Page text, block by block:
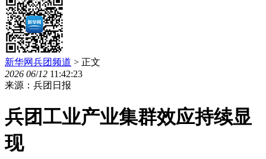
新华网兵团频道 > 正文
2026 06/12 11:42:23
来源：兵团日报
兵团工业产业集群效应持续显
现